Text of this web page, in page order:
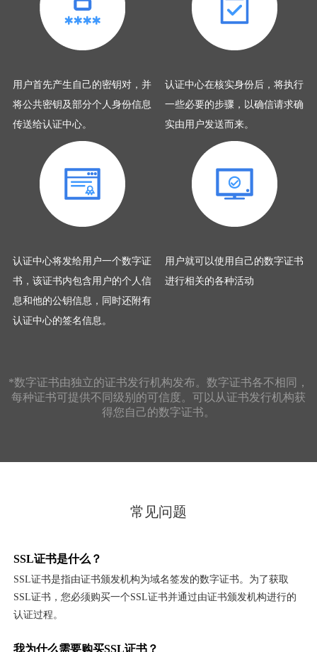
用户首先产生自己的密钥对，并
将公共密钥及部分个人身份信息
传送给认证中心。
认证中心在核实身份后，将执行
一些必要的步骤，以确信请求确
实由用户发送而来。
认证中心将发给用户一个数字证
书，该证书内包含用户的个人信
息和他的公钥信息，同时还附有
认证中心的签名信息。
用户就可以使用自己的数字证书
进行相关的各种活动
*数字证书由独立的证书发行机构发布。数字证书各不相同，
每种证书可提供不同级别的可信度。可以从证书发行机构获
得您自己的数字证书。
常见问题
SSL证书是什么？
SSL证书是指由证书颁发机构为域名签发的数字证书。为了获取
SSL证书，您必须购买一个SSL证书并通过由证书颁发机构进行的
认证过程。
我为什么需要购买SSL证书？